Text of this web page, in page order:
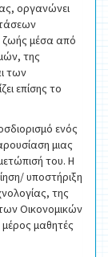
οργανώνει
ζωής μέσα από
της
των
επίσης το
ενός
μιας
του. Η
υποστήριξη
της
Οικονομικών
μαθητές